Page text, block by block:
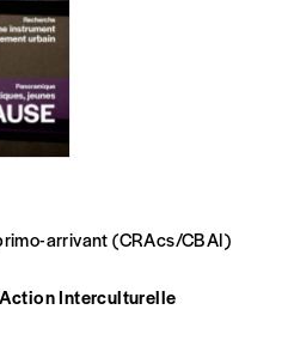
arrivant (CRAcs/CBAI)
Interculturelle